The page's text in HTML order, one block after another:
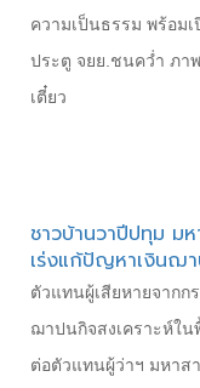
ความเป็นธรรม พร้อม
ประตู จยย.ชนคว่ำ ภา
เตี๋ยว
ชาวบ้านวาปีปทุม ม
เร่งแก้ปัญหาเงินฌ
ตัวแทนผู้เสียหายจาก
ฌาปนกิจสงเคราะห์ใน
ต่อตัวแทนผู้ว่าฯ มหาส